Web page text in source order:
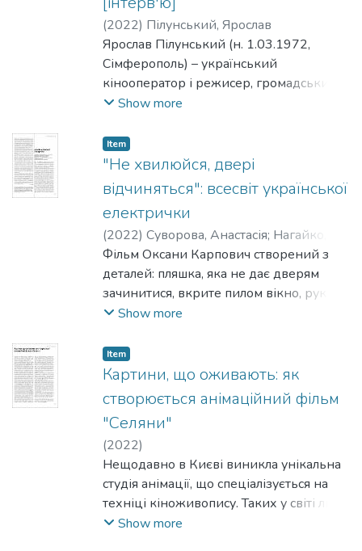
поеми відзначають відмінність цього
твору від класичного лицарського
роману саме з причини цієї
неідеальності і певної невідповідності
Гавейна як героя вимогам лицарської
літератури.
(2022) Пілунський, Ярослав
Ярослав Пілунський (н. 1.03.1972,
Сімферополь) – український
кінооператор і режисер, громадський і
просвітницький діяч. 1997 року
Карого за спеціальністю "оператор-
постановник". Творчу діяльність почав з
відеокліпів та рекламних роликів.
Show more
Item
"Не хвилюйся, двері
відчиняться": всесвіт української
електрички
(2022) Суворова, Анастасія; Нагайко,
Таня
Фільм Оксани Карпович створений з
деталей: пляшка, яка не дає дверям
зачинитися, вкрите пилом вікно, рука,
що міцно тримається за поручень.
фрагменти поїздки, деталі, які роблять
картину реалістичною та близькою. Але
в центрі уваги – люди. Кожен персонаж
стрічки яскравий та колоритний, а про
деяких з них можна зняти окреме кіно.
Show more
Item
Картини, що оживають: як
створюється анімаційний фільм
"Селяни"
(2022)
Нещодавно в Києві виникла унікальна
студія анімації, що спеціалізується на
техніці кіноживопису. Таких у світі лише
чотири: крім України, є в Польщі, Сербії
Show more